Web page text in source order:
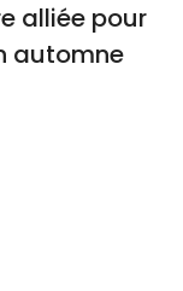
alliée pour
automne